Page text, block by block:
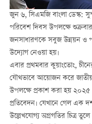
জুন ৬, সিএমজি বাংলা ডেস্ক:
পরিবেশ দিবস উপলক্ষে
জনসাধারণকে সবুজ উন্নয়ন ও
উদ্যোগ নেওয়া হয়।
এবার প্রথমবার কুয়াংতোং,
যৌথভাবে আয়োজন করে
উপলক্ষে প্রকাশ করা হয় ২০২৫
প্রতিবেদন। যেখানে গেল এক
উল্লেখযোগ্য অগ্রগতির চিত্র